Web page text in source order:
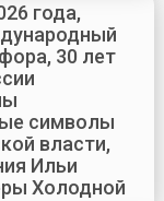
года,
30 лет
символы
власти,
Ильи
Холодной